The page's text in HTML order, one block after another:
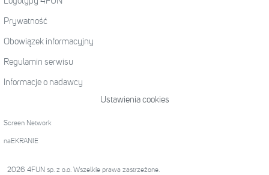
Prywatność
Obowiązek informacyjny
Regulamin serwisu
Informacje o nadawcy
Ustawienia cookies
Screen Network
naEKRANIE
2026 4FUN sp. z o.o. Wszelkie prawa zastrzeżone.